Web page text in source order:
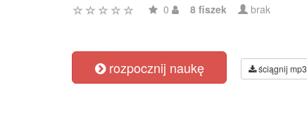
0 8 fiszek brak
rozpocznij naukę ściągnij mp3